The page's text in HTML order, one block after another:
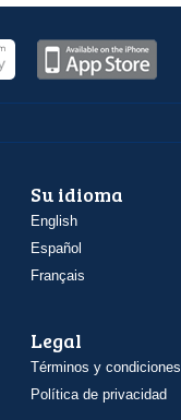
Su idioma
English
Español
Français
Legal
Términos y condiciones
Política de privacidad